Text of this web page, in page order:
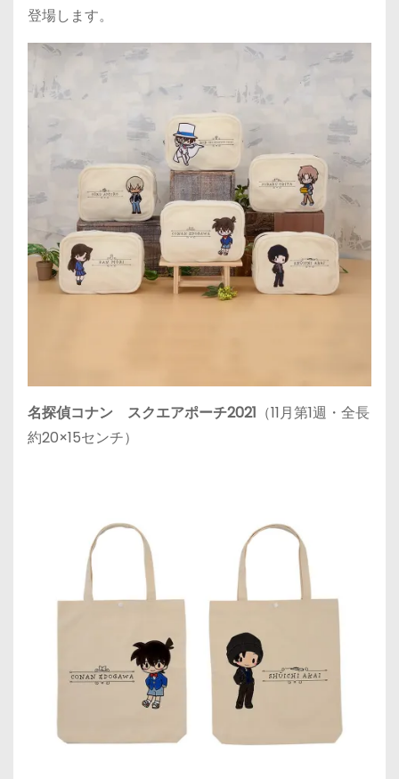
登場します。
名探偵コナン スクエアポーチ2021 （11月第1週・全長
約20×15センチ）